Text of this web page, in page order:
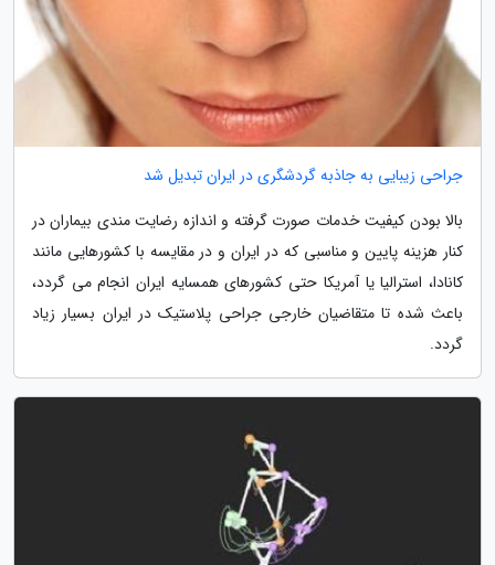
جراحی زیبایی به جاذبه گردشگری در ایران تبدیل شد
بالا بودن کیفیت خدمات صورت گرفته و اندازه رضایت مندی بیماران در
کنار هزینه پایین و مناسبی که در ایران و در مقایسه با کشورهایی مانند
کانادا، استرالیا یا آمریکا حتی کشورهای همسایه ایران انجام می گردد،
باعث شده تا متقاضیان خارجی جراحی پلاستیک در ایران بسیار زیاد
گردد.